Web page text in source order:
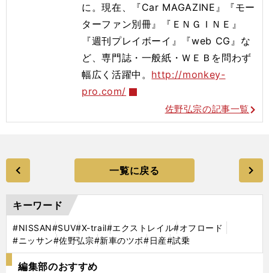
に。現在、『Car MAGAZINE』『モー
ターファン別冊』『ＥＮＧＩＮＥ』
『週刊プレイボーイ』『web CG』な
ど、専門誌・一般紙・ＷＥＢを問わず
幅広く活躍中。 http://monkey-
pro.com/
佐野弘宗の記事一覧
一覧に戻る
キーワード
#NISSAN#SUV#X-trail#エクストレイル#オフロード
#ニッサン#佐野弘宗#新車のツボ#日産#試乗
編集部のおすすめ